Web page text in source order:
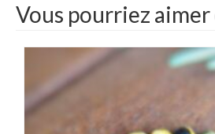
Vous pourriez